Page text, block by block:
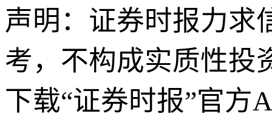
声明：证券时报力求
考，不构成实质性投
下载“证券时报”官方